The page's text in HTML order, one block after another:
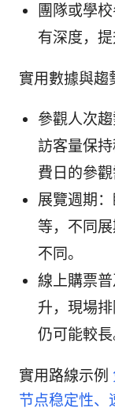
團隊或學
有深度，提
實用數據與趨
參觀人次
訪客量保
費日的參觀
展覽週期
等，不同
不同。
線上購票
升，現場
仍可能較長
實用路線示例
节点稳定性、